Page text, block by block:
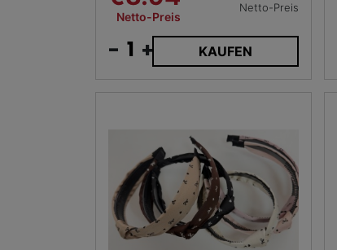
Netto-Preis
Netto-Preis
- + KAUFEN